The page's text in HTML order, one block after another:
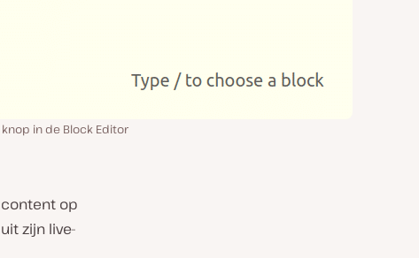
knop in de Block Editor
content op
zijn live-